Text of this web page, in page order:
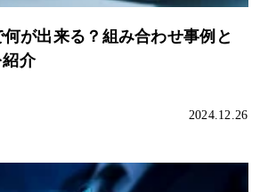
が出来る？組み合わせ事例と
介
2024.12.26